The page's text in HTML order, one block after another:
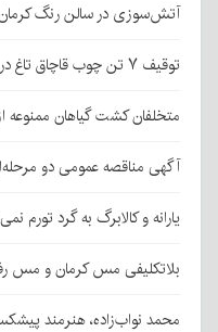
آتش‌سوزی در سالن رنگ
توقیف ۷ تن چوب قاچاق تاغ در رفسنجان
متخلفان کشت گیاهان
آگهی مناقصه عمومی دو مرحله‌ای به شماره
یارانه و کالابرگ به گرد تورم
بلاتکلیفی مس کرمان و مس
محمد نواب‌زاده، هنرمند